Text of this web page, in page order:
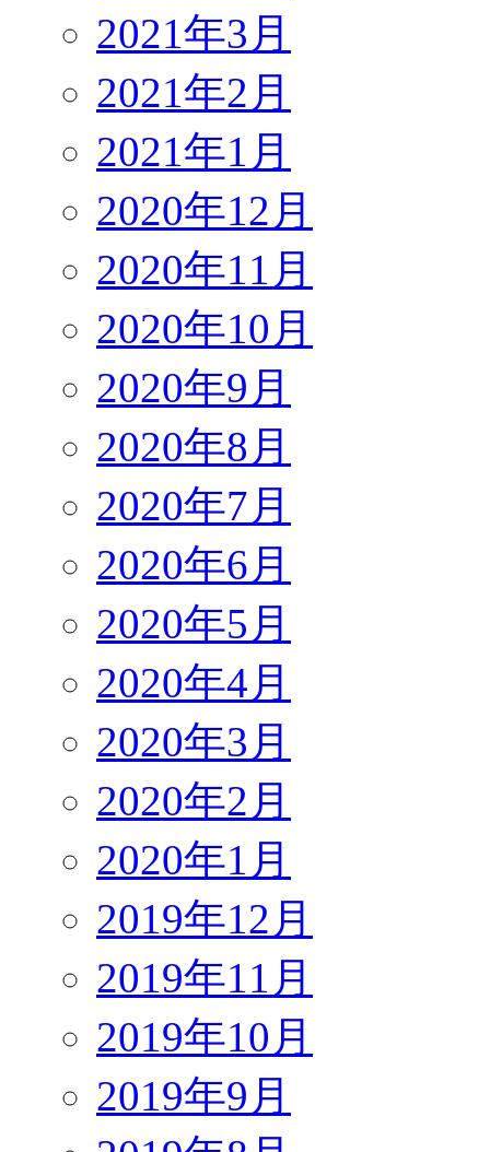
2021年3月
2021年2月
2021年1月
2020年12月
2020年11月
2020年10月
2020年9月
2020年8月
2020年7月
2020年6月
2020年5月
2020年4月
2020年3月
2020年2月
2020年1月
2019年12月
2019年11月
2019年10月
2019年9月